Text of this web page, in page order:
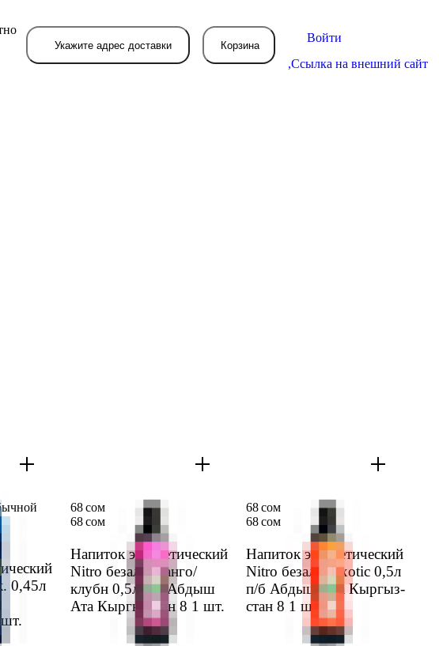
Укажите адрес доставки Корзина
Войти
,Ссылка на внешний сайт
0,45л
Напиток энерге­тический
Nitro безалк. манго/
клубн 0,5л п/б Абдыш
Ата Кыргыз­стан 8 1 шт.
68 сом
68 сом
Напиток энерге­тический
Nitro безалк. Exotic 0,5л
п/б Абдыш Ата Кыргыз­
стан 8 1 шт.
68 сом
68 сом